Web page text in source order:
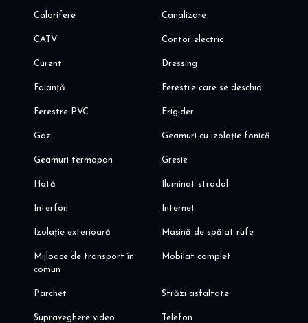
Calorifere Canalizare
CATV Contor electric
Curent Dressing
Faianță Ferestre care se deschid
Ferestre PVC Frigider
Gaz Geamuri cu izolație fonică
Geamuri termopan Gresie
Hotă Iluminat stradal
Interfon Internet
Izolație exterioară Mașină de spălat rufe
Mijloace de transport în
comun
Mobilat complet
Parchet Străzi asfaltate
Supraveghere video Telefon